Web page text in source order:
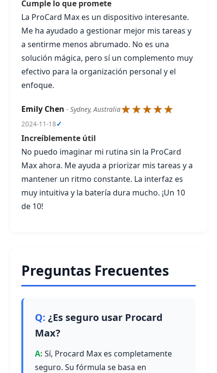
Cumple lo que promete
La ProCard Max es un dispositivo interesante.
Me ha ayudado a gestionar mejor mis tareas y
a sentirme menos abrumado. No es una
solución mágica, pero sí un complemento muy
efectivo para la organización personal y el
enfoque.
Emily Chen - Sydney, Australia★★★★★
2024-11-18✓
Increíblemente útil
No puedo imaginar mi rutina sin la ProCard
Max ahora. Me ayuda a priorizar mis tareas y a
mantener un ritmo constante. La interfaz es
muy intuitiva y la batería dura mucho. ¡Un 10
de 10!
Preguntas Frecuentes
¿Es seguro usar Procard
Max?
Sí, Procard Max es completamente
seguro. Su fórmula se basa en